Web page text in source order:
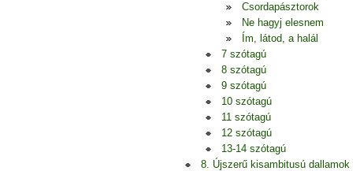
Csordapásztorok
Ne hagyj elesnem
Ím, látod, a halál
7 szótagú
8 szótagú
9 szótagú
10 szótagú
11 szótagú
12 szótagú
13-14 szótagú
8. Újszerű kisambitusú dallamok